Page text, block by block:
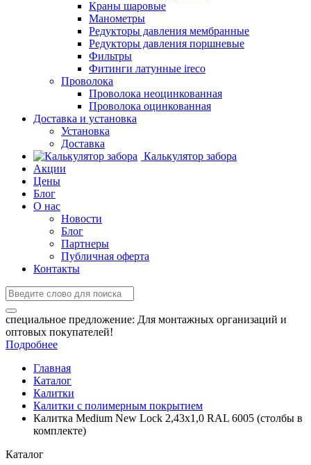
Краны шаровые
Манометры
Редукторы давления мембранные
Редукторы давления поршневые
Фильтры
Фитинги латунные ireco
Проволока
Проволока неоцинкованная
Проволока оцинкованная
Доставка и установка
Установка
Доставка
Калькулятор забора
Акции
Цены
Блог
О нас
Новости
Блог
Партнеры
Публичная оферта
Контакты
специальное предложение: Для монтажных организаций и
оптовых покупателей!
Подробнее
Главная
Каталог
Калитки
Калитки с полимерным покрытием
Калитка Medium New Lock 2,43х1,0 RAL 6005 (столбы в
комплекте)
Каталог